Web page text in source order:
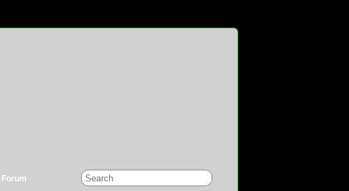
Forum